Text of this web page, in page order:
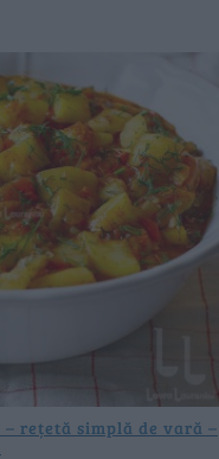
rețetă simplă de vară –